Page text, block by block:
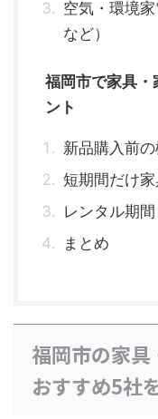
空気・環境
など）
福岡市で家具・
ント
新品購入前
短期間だけ
レンタル期間
まとめ
福岡市の家
おすすめ5社